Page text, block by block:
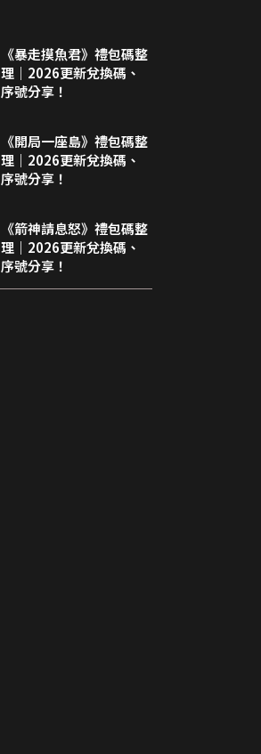
《暴走摸魚君》禮包碼整
理｜2026更新兌換碼、
序號分享！
《開局一座島》禮包碼整
理｜2026更新兌換碼、
序號分享！
《箭神請息怒》禮包碼整
理｜2026更新兌換碼、
序號分享！